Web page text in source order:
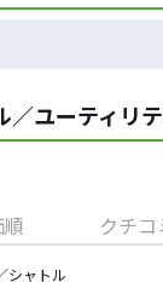
ユーティリ
クチ
シャトル